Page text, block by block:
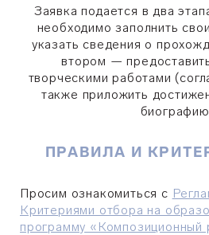
Заявка подается в два
необходимо заполнить
указать сведения о
втором —
творческими работами
также приложить
ПРАВИЛА И
Просим ознакомиться с
Критериями отбора на
программу «Композиционный